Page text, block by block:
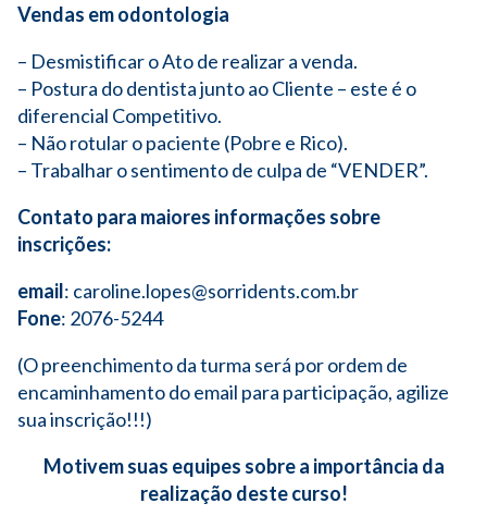
Vendas em odontologia
– Desmistificar o Ato de realizar a venda.
– Postura do dentista junto ao Cliente – este é o
diferencial Competitivo.
– Não rotular o paciente (Pobre e Rico).
– Trabalhar o sentimento de culpa de “VENDER”.
Contato para maiores informações sobre
inscrições:
email: caroline.lopes@sorridents.com.br
Fone: 2076-5244
(O preenchimento da turma será por ordem de
encaminhamento do email para participação, agilize
sua inscrição!!!)
Motivem suas equipes sobre a importância da
realização deste curso!